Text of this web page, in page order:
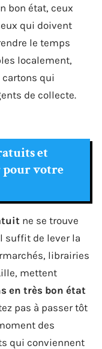
bon état, ceux
qui doivent
le temps
localement,
cartons qui
de collecte.
et
pour votre
ne se trouve
suffit de lever la
librairies
mettent
en très bon état
pas à passer tôt
des
qui conviennent